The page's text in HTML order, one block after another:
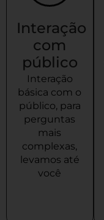
Interação
com
público
Interação
básica com o
público, para
perguntas
mais
complexas,
levamos até
você